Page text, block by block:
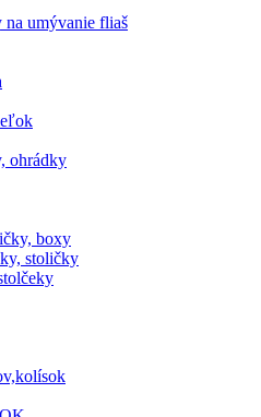
na umývanie fliaš
ohrádky
boxy
stoličky